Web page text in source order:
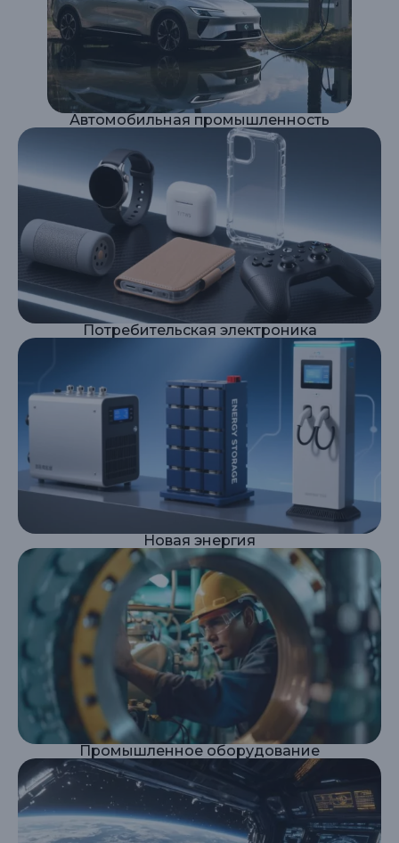
Автомобильная промышленность
Потребительская электроника
Новая энергия
Промышленное оборудование